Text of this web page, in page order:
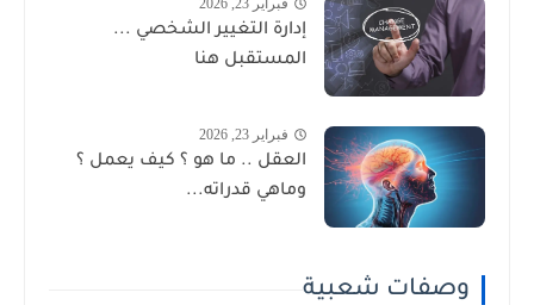
إدارة التغيير الشخصي ...
المستقبل هنا
فبراير 23, 2026
العقل .. ما هو ؟ كيف يعمل ؟
وماهي قدراته...
وصفات شعبية